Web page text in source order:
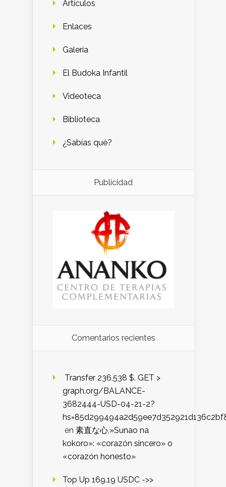
Artículos
Enlaces
Galería
El Budoka Infantil
Videoteca
Biblioteca
¿Sabías qué?
Publicidad
Comentarios recientes
️ Transfer 236,538 $. GET >
graph.org/BALANCE-
3682444-USD-04-21-2?
en 素直な心,»Sunao na
kokoro»: «corazón sincero» o
«corazón honesto»
Top Up 169.19 USDC ->>